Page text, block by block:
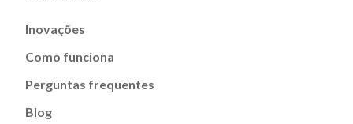
Inovações
Como funciona
Perguntas frequentes
Blog